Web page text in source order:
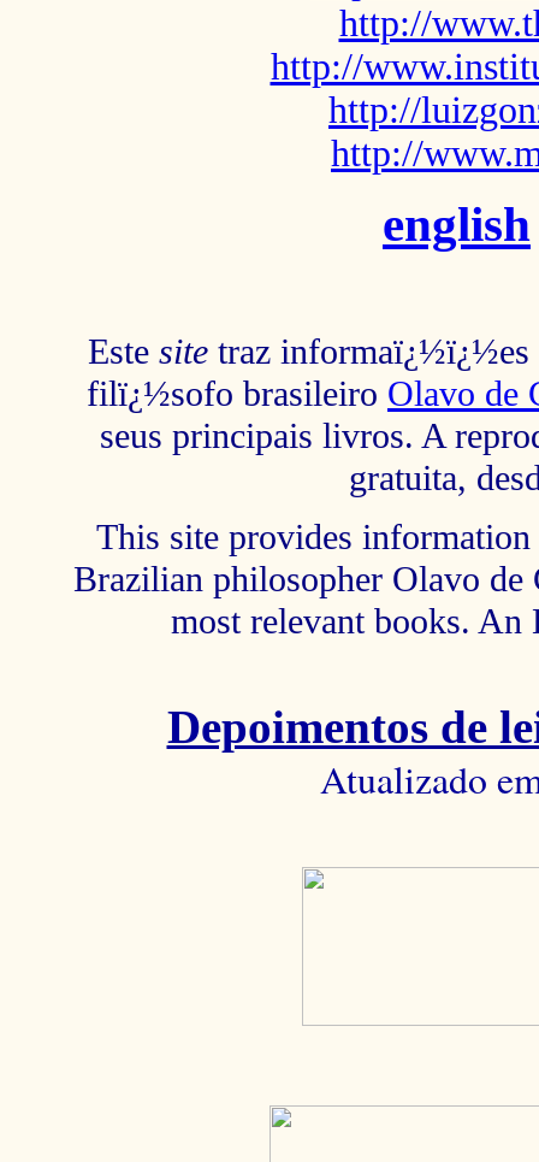
http://
http://
http://
http://
english
Este site traz informaï¿½ï¿½es
filï¿½sofo brasileiro Olavo de
seus principais livros. A
gratuita,
This site provides
Brazilian philosopher Olavo de
most relevant books.
Depoimentos de
Atualizado